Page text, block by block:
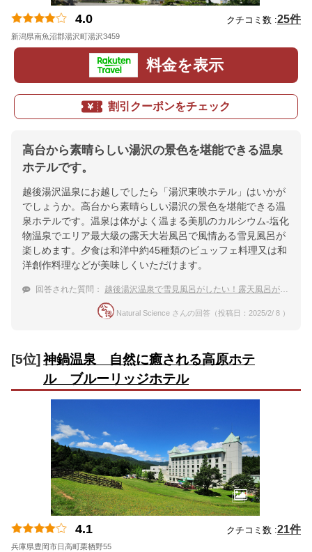
4.0 クチコミ数 :25件
新潟県南魚沼郡湯沢町湯沢3459
料金を表示
割引クーポンをチェック
高台から素晴らしい湯沢の景色を堪能できる温泉
ホテルです。
越後湯沢温泉にお越しでしたら「湯沢東映ホテル」はいかが
でしょうか。高台から素晴らしい湯沢の景色を堪能できる温
泉ホテルです。温泉は体がよく温まる美肌のカルシウム-塩化
物温泉でエリア最大級の露天大岩風呂で風情ある雪見風呂が
楽しめます。夕食は和洋中約45種類のビュッフェ料理又は和
洋創作料理などが美味しくいただけます。
回答された質問： 越後湯沢温泉で雪見風呂がしたい！露天風呂がある温泉宿のおすすめは？
Natural Science さんの回答（投稿日：2025/2/ 8 ）
[5位] 神鍋温泉 自然に癒される高原ホテ
ル ブルーリッジホテル
4.1 クチコミ数 :21件
兵庫県豊岡市日高町栗栖野55